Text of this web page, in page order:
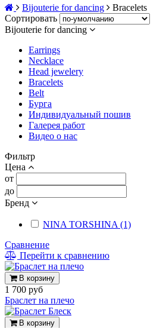
Bijouterie for dancing
Bracelets
Сортировать
Bijouterie for dancing
Earrings
Necklace
Head jewelery
Bracelets
Belt
Бурга
Индивидуальный пошив
Галерея работ
Видео о нас
Фильтр
Цена
от
до
Бренд
NINA TORSHINA (1)
Сравнение
Перейти к сравнению
В корзину
1 700 руб
Браслет на плечо
В корзину